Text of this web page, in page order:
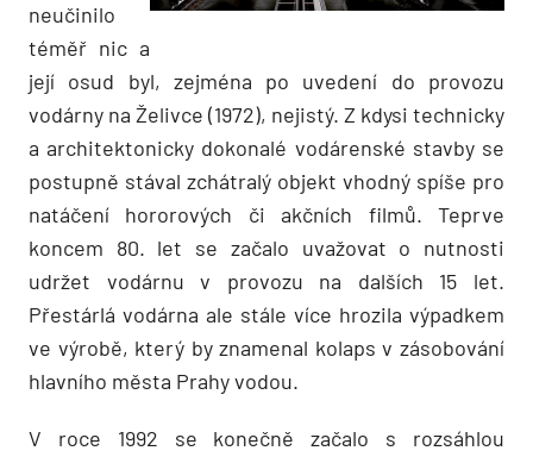
neučinilo
téměř nic a
její osud byl, zejména po uvedení do provozu
vodárny na Želivce (1972), nejistý. Z kdysi technicky
a architektonicky dokonalé vodárenské stavby se
postupně stával zchátralý objekt vhodný spíše pro
natáčení hororových či akčních filmů. Teprve
koncem 80. let se začalo uvažovat o nutnosti
udržet vodárnu v provozu na dalších 15 let.
Přestárlá vodárna ale stále více hrozila výpadkem
ve výrobě, který by znamenal kolaps v zásobování
hlavního města Prahy vodou.
V roce 1992 se konečně začalo s rozsáhlou